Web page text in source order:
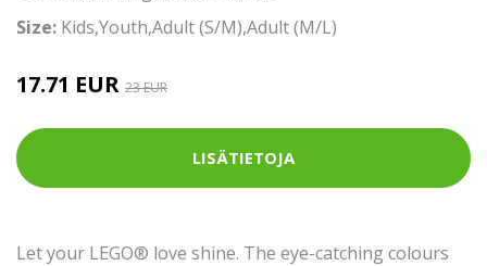
Size: Kids,Youth,Adult (S/M),Adult (M/L)
17.71 EUR 23 EUR
LISÄTIETOJA
Let your LEGO® love shine. The eye-catching colours